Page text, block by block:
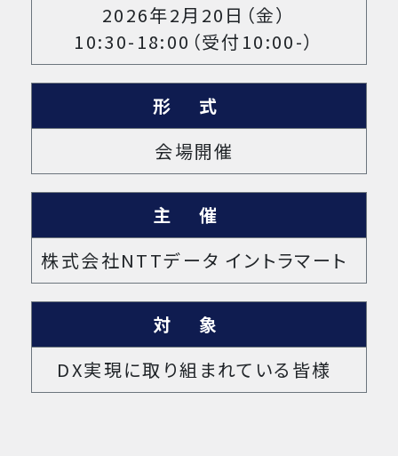
2026年2月20日（金）
10:30- 18:00（受付10:00-）
形式
会場開催
主催
株式会社NTTデータ イントラマート
対象
DX実現に取り組まれている皆様